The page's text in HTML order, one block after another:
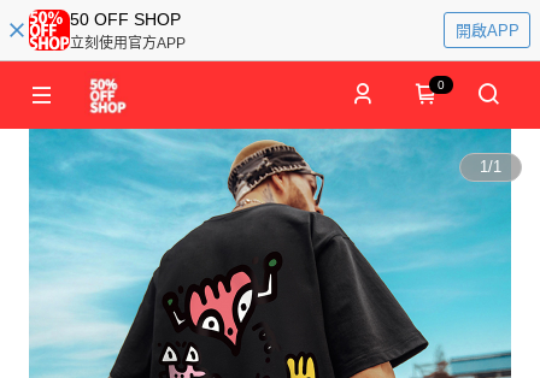
50 OFF SHOP
立刻使用官方APP
開啟APP
0
1/1